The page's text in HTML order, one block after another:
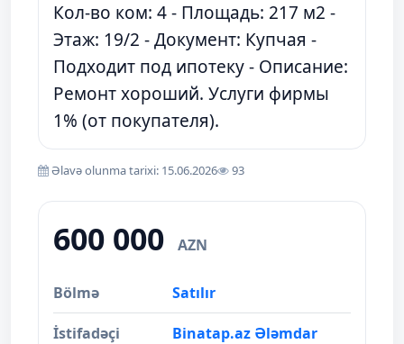
Кол-во ком: 4 - Площадь: 217 м2 -
Этаж: 19/2 - Документ: Купчая -
Подходит под ипотеку - Описание:
Ремонт хороший. Услуги фирмы
1% (от покупателя).
Əlavə olunma tarixi: 15.06.2026 93
600 000 AZN
Bölmə Satılır
İstifadəçi Binatap.az Ələmdar